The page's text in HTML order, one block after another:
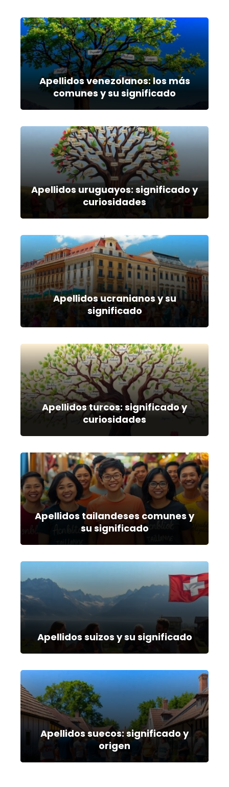
Apellidos venezolanos: los más
comunes y su significado
Apellidos uruguayos: significado y
curiosidades
Apellidos ucranianos y su
significado
Apellidos turcos: significado y
curiosidades
Apellidos tailandeses comunes y
su significado
Apellidos suizos y su significado
Apellidos suecos: significado y
origen